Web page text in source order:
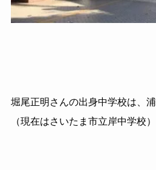
堀尾正明さんの出身中学校は、
（現在はさいたま市立岸中学校）